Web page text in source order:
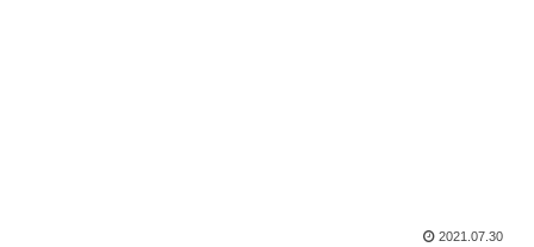
2021.07.30